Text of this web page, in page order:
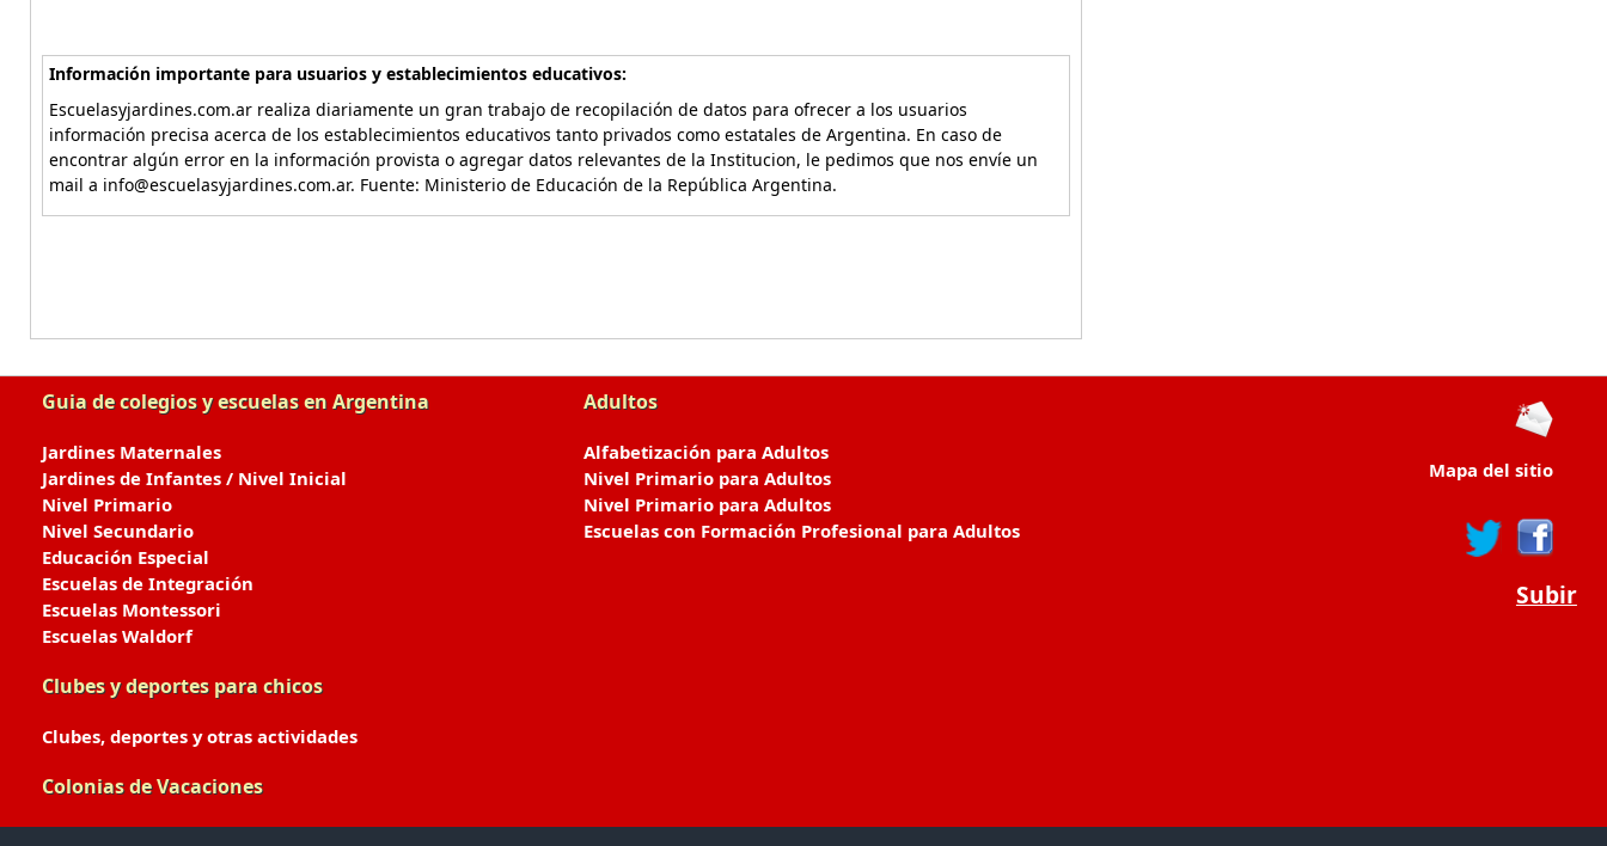
Información importante para usuarios y establecimientos educativos:
Escuelasyjardines.com.ar realiza diariamente un gran trabajo de recopilación de datos para ofrecer a los usuarios
información precisa acerca de los establecimientos educativos tanto privados como estatales de Argentina. En caso de
encontrar algún error en la información provista o agregar datos relevantes de la Institucion, le pedimos que nos envíe un
mail a info@escuelasyjardines.com.ar. Fuente: Ministerio de Educación de la República Argentina.
Guia de colegios y escuelas en Argentina
Jardines Maternales
Jardines de Infantes / Nivel Inicial
Nivel Primario
Nivel Secundario
Educación Especial
Escuelas de Integración
Escuelas Montessori
Escuelas Waldorf
Clubes y deportes para chicos
Clubes, deportes y otras actividades
Colonias de Vacaciones
Adultos
Alfabetización para Adultos
Nivel Primario para Adultos
Nivel Primario para Adultos
Escuelas con Formación Profesional para Adultos
Mapa del sitio
Subir